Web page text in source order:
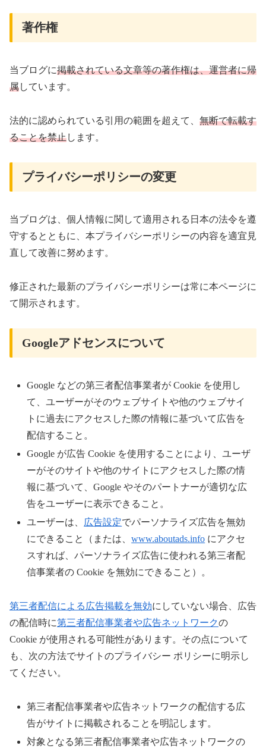
著作権
当ブログに掲載されている文章等の著作権は、運営者に帰
属しています。
法的に認められている引用の範囲を超えて、 無断で転載す
ることを禁止します。
プライバシーポリシーの変更
当ブログは、個人情報に関して適用される日本の法令を遵
守するとともに、本プライバシーポリシーの内容を適宜見
直して改善に努めます。
修正された最新のプライバシーポリシーは常に本ページに
て開示されます。
Googleアドセンスについて
Google などの第三者配信事業者が Cookie を使用し
て、ユーザーがそのウェブサイトや他のウェブサイ
トに過去にアクセスした際の情報に基づいて広告を
配信すること。
Google が広告 Cookie を使用することにより、ユーザ
ーがそのサイトや他のサイトにアクセスした際の情
報に基づいて、Google やそのパートナーが適切な広
告をユーザーに表示できること。
ユーザーは、
広告設定でパーソナライズ広告を無効
にできること（または、www.aboutads.info にアクセ
スすれば、パーソナライズ広告に使われる第三者配
信事業者の Cookie を無効にできること）。
第三者配信による広告掲載を無効にしていない場合、広告
の配信時に第三者配信事業者や広告ネットワークの
Cookie が使用される可能性があります。その点について
も、次の方法でサイトのプライバシー ポリシーに明示し
てください。
第三者配信事業者や広告ネットワークの配信する広
告がサイトに掲載されることを明記します。
対象となる第三者配信事業者や広告ネットワークの